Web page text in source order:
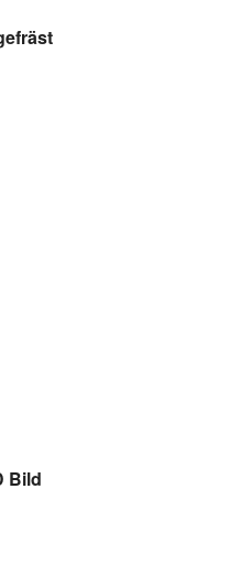
Bild